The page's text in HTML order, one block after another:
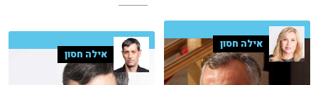
אילה חסון
אילה חסון